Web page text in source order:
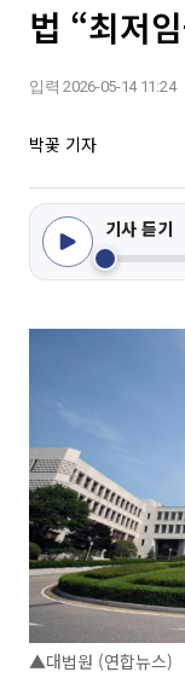
법 “최저
입력 2026-05-14 11:24
박꽃 기자
기사 듣기
▲대법원 (연합뉴스)